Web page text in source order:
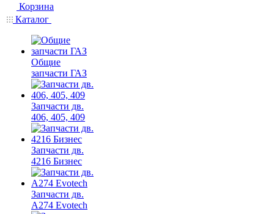
Корзина
Каталог
Общие
запчасти ГАЗ
Запчасти дв.
406, 405, 409
Запчасти дв.
4216 Бизнес
Запчасти дв.
A274 Evotech